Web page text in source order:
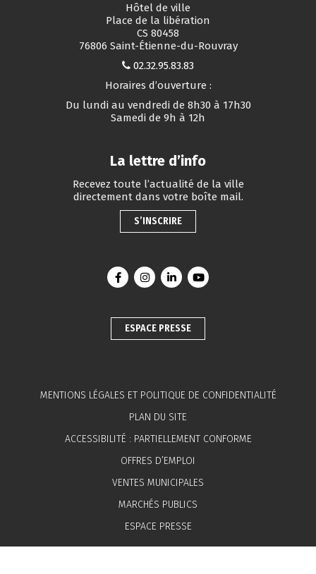
Hôtel de ville
Place de la libération
CS 80458
76806 Saint-Étienne-du-Rouvray
02.32.95.83.83
Horaires d’ouverture :
Du lundi au vendredi de 8h30 à 17h30
Samedi de 9h à 12h
La lettre d’info
Recevez toute l’actualité de la ville
directement dans votre boîte mail.
S’INSCRIRE
Lien vers le compte Facebook
Lien vers le compte Instagram
Lien vers le compte Linkedin
Lien vers la chaîne
ESPACE PRESSE
MENTIONS LÉGALES ET POLITIQUE DE CONFIDENTIALITÉ
PLAN DU SITE
ACCESSIBILITÉ : PARTIELLEMENT CONFORME
OFFRES D’EMPLOI
VENTES MUNICIPALES
MARCHÉS PUBLICS
ESPACE PRESSE